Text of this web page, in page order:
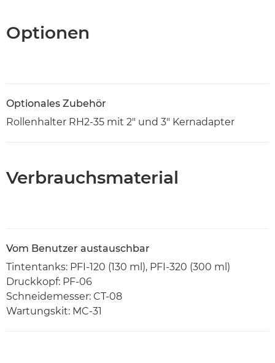
Optionen
Optionales Zubehör
Rollenhalter RH2-35 mit 2" und 3" Kernadapter
Verbrauchsmaterial
Vom Benutzer austauschbar
Tintentanks: PFI-120 (130 ml), PFI-320 (300 ml)
Druckkopf: PF-06
Schneidemesser: CT-08
Wartungskit: MC-31